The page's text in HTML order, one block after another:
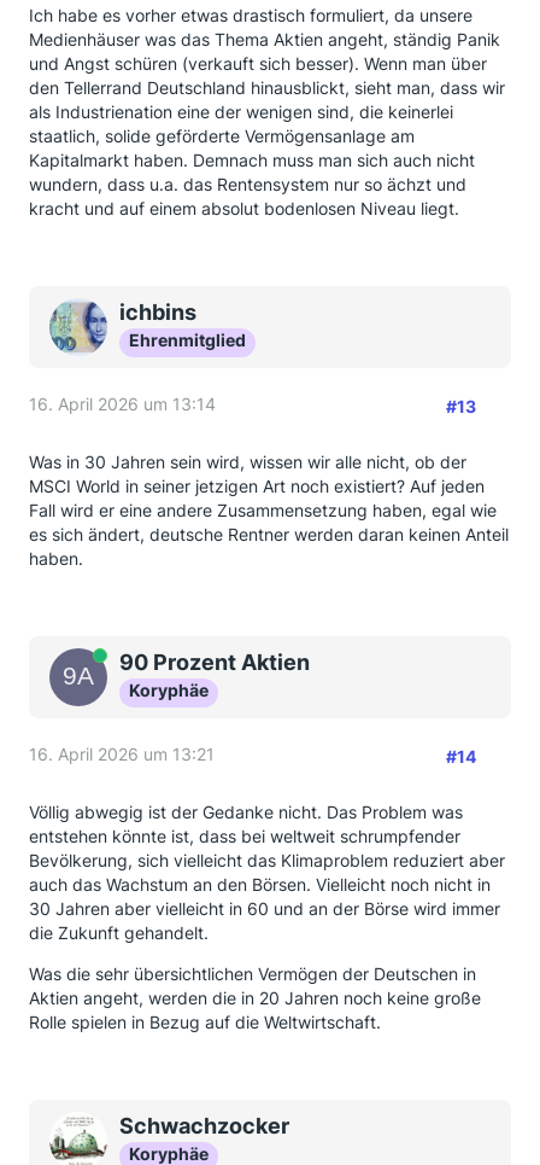
Ich habe es vorher etwas drastisch formuliert, da unsere
Medienhäuser was das Thema Aktien angeht, ständig Panik
und Angst schüren (verkauft sich besser). Wenn man über
den Tellerrand Deutschland hinausblickt, sieht man, dass wir
als Industrienation eine der wenigen sind, die keinerlei
staatlich, solide geförderte Vermögensanlage am
Kapitalmarkt haben. Demnach muss man sich auch nicht
wundern, dass u.a. das Rentensystem nur so ächzt und
kracht und auf einem absolut bodenlosen Niveau liegt.
ichbins
Ehrenmitglied
16. April 2026 um 13:14 #13
Was in 30 Jahren sein wird, wissen wir alle nicht, ob der
MSCI World in seiner jetzigen Art noch existiert? Auf jeden
Fall wird er eine andere Zusammensetzung haben, egal wie
es sich ändert, deutsche Rentner werden daran keinen Anteil
haben.
Online90 Prozent Aktien
Koryphäe
16. April 2026 um 13:21 #14
Völlig abwegig ist der Gedanke nicht. Das Problem was
entstehen könnte ist, dass bei weltweit schrumpfender
Bevölkerung, sich vielleicht das Klimaproblem reduziert aber
auch das Wachstum an den Börsen. Vielleicht noch nicht in
30 Jahren aber vielleicht in 60 und an der Börse wird immer
die Zukunft gehandelt.
Was die sehr übersichtlichen Vermögen der Deutschen in
Aktien angeht, werden die in 20 Jahren noch keine große
Rolle spielen in Bezug auf die Weltwirtschaft.
Schwachzocker
Koryphäe